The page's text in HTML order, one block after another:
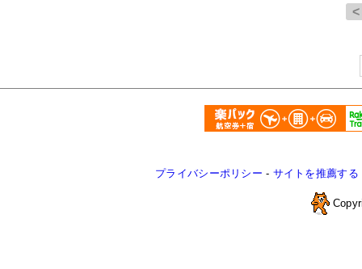
プライバシーポリシー - サイトを推薦する